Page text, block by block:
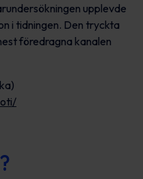
upplevde
i tidningen. Den tryckta
föredragna kanalen